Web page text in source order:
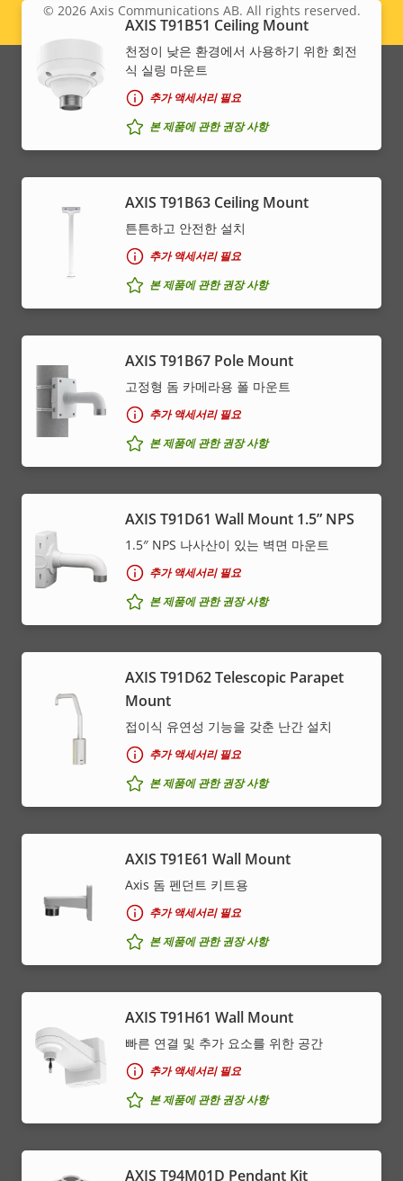
AXIS T91B51 Ceiling Mount
천정이 낮은 환경에서 사용하기 위한 회전
식 실링 마운트
추가 액세서리 필요
본 제품에 관한 권장 사항
AXIS T91B63 Ceiling Mount
튼튼하고 안전한 설치
추가 액세서리 필요
본 제품에 관한 권장 사항
AXIS T91B67 Pole Mount
고정형 돔 카메라용 폴 마운트
추가 액세서리 필요
본 제품에 관한 권장 사항
AXIS T91D61 Wall Mount 1.5” NPS
1.5″ NPS 나사산이 있는 벽면 마운트
추가 액세서리 필요
본 제품에 관한 권장 사항
AXIS T91D62 Telescopic Parapet
Mount
접이식 유연성 기능을 갖춘 난간 설치
추가 액세서리 필요
본 제품에 관한 권장 사항
AXIS T91E61 Wall Mount
Axis 돔 펜던트 키트용
추가 액세서리 필요
본 제품에 관한 권장 사항
AXIS T91H61 Wall Mount
빠른 연결 및 추가 요소를 위한 공간
추가 액세서리 필요
본 제품에 관한 권장 사항
AXIS T94M01D Pendant Kit
Legal
menu
© 2026Axis Communications AB. All rights reserved.